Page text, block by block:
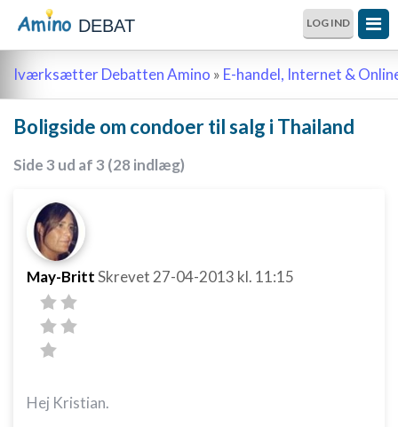
DEBAT LOG IND
Iværksætter Debatten Amino » E-handel, Internet &
Boligside om condoer til salg i Thailand
Side 3 ud af 3 (28 indlæg)
May-BrittSkrevet 27-04-2013 kl. 11:15
Hej Kristian.